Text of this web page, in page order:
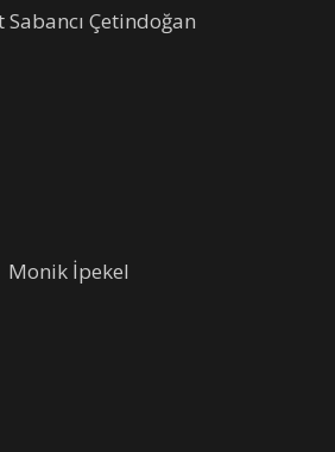
Sabancı Çetindoğan
Monik İpekel